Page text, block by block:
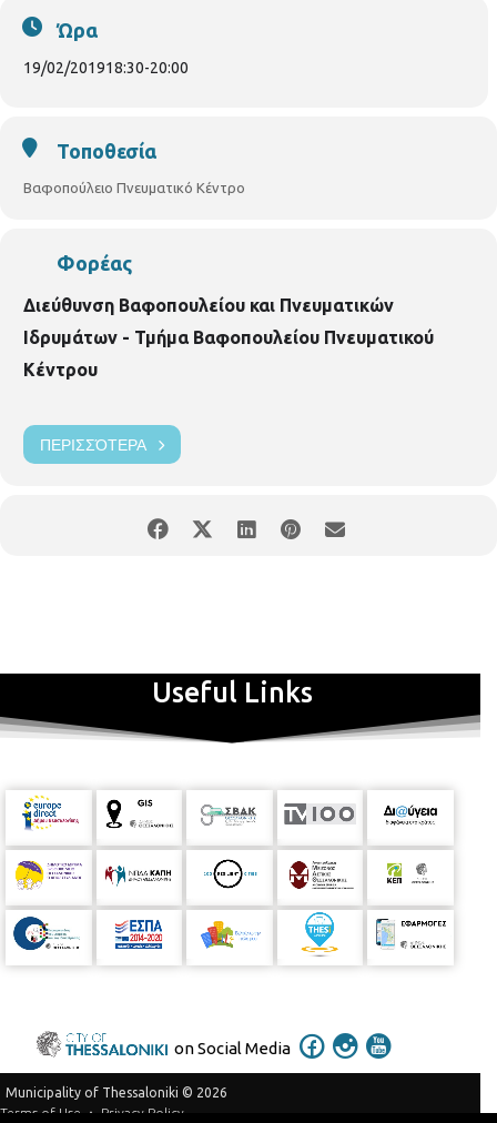
Ώρα
19/02/201918:30-20:00
Τοποθεσία
Βαφοπούλειο Πνευματικό Κέντρο
Φορέας
Διεύθυνση Βαφοπουλείου και Πνευματικών
Ιδρυμάτων - Τμήμα Βαφοπουλείου Πνευματικού
Κέντρου
ΠΕΡΙΣΣΌΤΕΡΑ
Useful Links
on Social Media
Municipality of Thessaloniki © 2026
Terms of Use
Privacy Policy